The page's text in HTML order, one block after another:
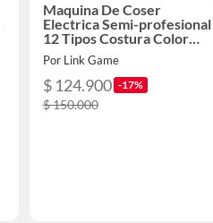
Maquina De Coser
Electrica Semi-profesional
12 Tipos Costura Color
Blanco
Por Link Game
$ 124.900 -17%
$ 150.000